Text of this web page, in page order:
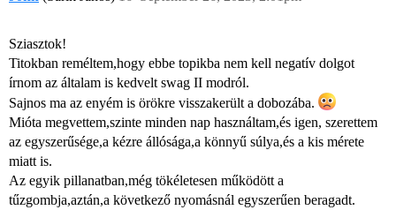
Sziasztok!
Titokban reméltem,hogy ebbe topikba nem kell negatív dolgot
írnom az általam is kedvelt swag II modról.
Sajnos ma az enyém is örökre visszakerült a dobozába.
Mióta megvettem,szinte minden nap használtam,és igen, szerettem
az egyszerűsége,a kézre állósága,a könnyű súlya,és a kis mérete
miatt is.
Az egyik pillanatban,még tökéletesen működött a
tűzgombja,aztán,a következő nyomásnál egyszerűen beragadt.